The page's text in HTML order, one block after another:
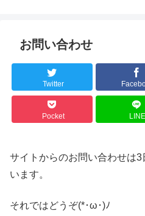
お問い合わせ
Twitter
Pocket LINE
サイトからのお問い合わせは
います。
それではどうぞ(*･ω･)ﾉ